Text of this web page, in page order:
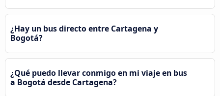
¿Hay un bus directo entre Cartagena y
Bogotá?
¿Qué puedo llevar conmigo en mi viaje en bus
a Bogotá desde Cartagena?